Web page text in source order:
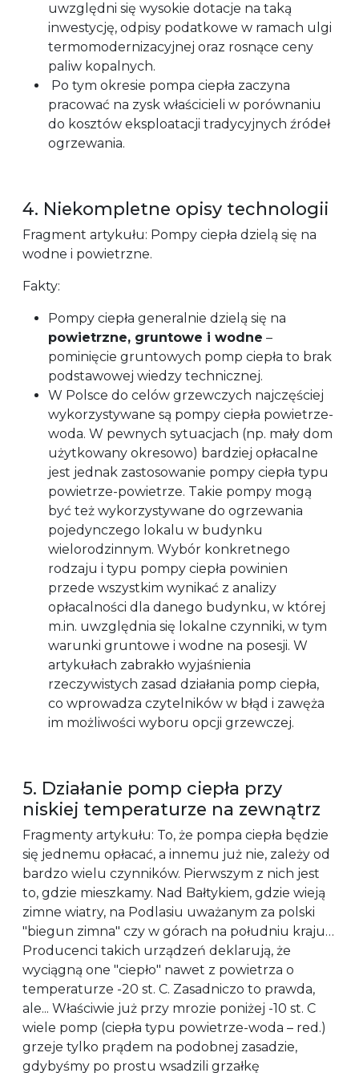
uwzględni się wysokie dotacje na taką
inwestycję, odpisy podatkowe w ramach ulgi
termomodernizacyjnej oraz rosnące ceny
paliw kopalnych.
Po tym okresie pompa ciepła zaczyna
pracować na zysk właścicieli w porównaniu
do kosztów eksploatacji tradycyjnych źródeł
ogrzewania.
4. Niekompletne opisy technologii
Fragment artykułu: Pompy ciepła dzielą się na
wodne i powietrzne.
Fakty:
Pompy ciepła generalnie dzielą się na
powietrzne, gruntowe i wodne –
pominięcie gruntowych pomp ciepła to brak
podstawowej wiedzy technicznej.
W Polsce do celów grzewczych najczęściej
wykorzystywane są pompy ciepła powietrze-
woda. W pewnych sytuacjach (np. mały dom
użytkowany okresowo) bardziej opłacalne
jest jednak zastosowanie pompy ciepła typu
powietrze-powietrze. Takie pompy mogą
być też wykorzystywane do ogrzewania
pojedynczego lokalu w budynku
wielorodzinnym. Wybór konkretnego
rodzaju i typu pompy ciepła powinien
przede wszystkim wynikać z analizy
opłacalności dla danego budynku, w której
m.in. uwzględnia się lokalne czynniki, w tym
warunki gruntowe i wodne na posesji. W
artykułach zabrakło wyjaśnienia
rzeczywistych zasad działania pomp ciepła,
co wprowadza czytelników w błąd i zawęża
im możliwości wyboru opcji grzewczej.
5. Działanie pomp ciepła przy
niskiej temperaturze na zewnątrz
Fragmenty artykułu: To, że pompa ciepła będzie
się jednemu opłacać, a innemu już nie, zależy od
bardzo wielu czynników. Pierwszym z nich jest
to, gdzie mieszkamy. Nad Bałtykiem, gdzie wieją
zimne wiatry, na Podlasiu uważanym za polski
"biegun zimna" czy w górach na południu kraju…
Producenci takich urządzeń deklarują, że
wyciągną one "ciepło" nawet z powietrza o
temperaturze -20 st. C. Zasadniczo to prawda,
ale... Właściwie już przy mrozie poniżej -10 st. C
wiele pomp (ciepła typu powietrze-woda – red.)
grzeje tylko prądem na podobnej zasadzie,
gdybyśmy po prostu wsadzili grzałkę